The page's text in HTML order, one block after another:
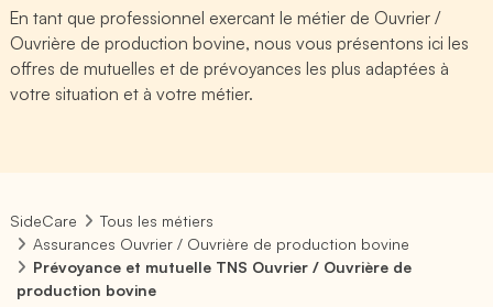
En tant que professionnel exercant le métier de Ouvrier /
Ouvrière de production bovine, nous vous présentons ici les
offres de mutuelles et de prévoyances les plus adaptées à
votre situation et à votre métier.
SideCare
Tous les métiers
Assurances Ouvrier / Ouvrière de production bovine
Prévoyance et mutuelle TNS Ouvrier / Ouvrière de
production bovine